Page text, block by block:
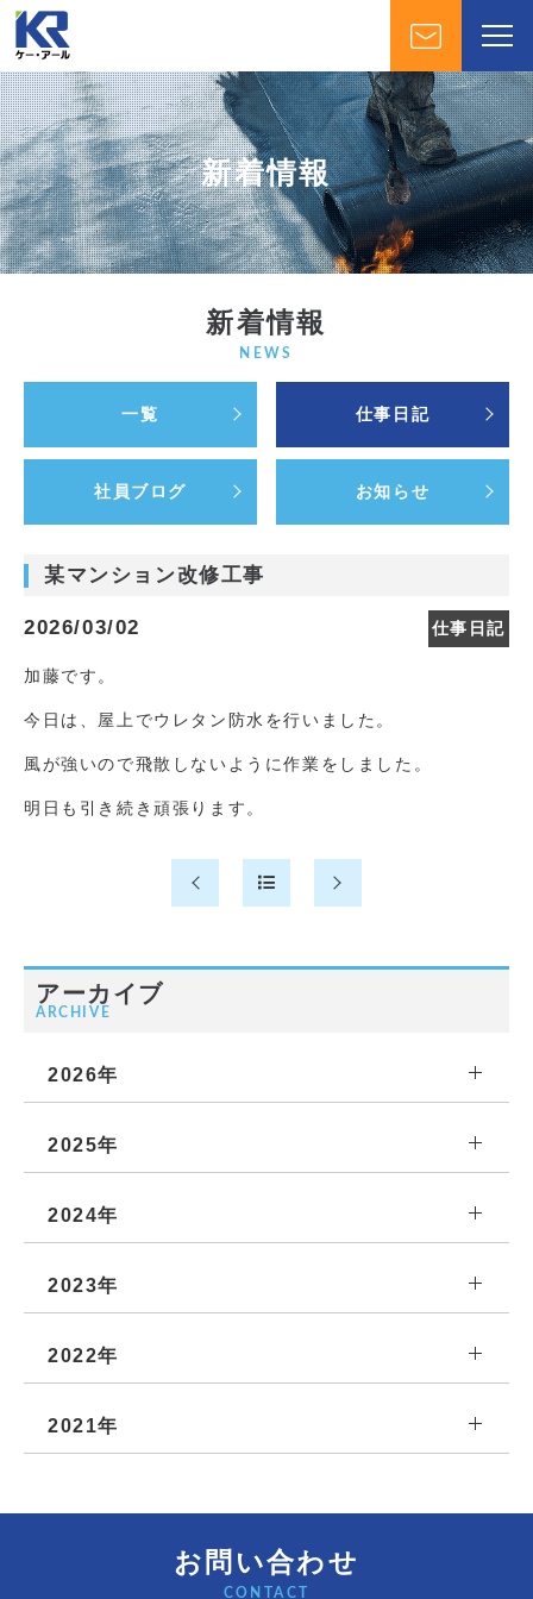
新着情報
新着情報
NEWS
一覧 仕事日記
社員ブログ お知らせ
某マンション改修工事
2026/03/02 仕事日記
加藤です。
今日は、屋上でウレタン防水を行いました。
風が強いので飛散しないように作業をしました。
明日も引き続き頑張ります。
アーカイブ
ARCHIVE
2026年
2025年
2024年
2023年
2022年
2021年
お問い合わせ
CONTACT